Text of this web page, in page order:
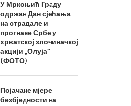
У Мркоњић Граду
одржан Дан сјећања
на страдале и
прогнане Србе у
хрватској злочиначкој
акцији „Олуја“
(ФОТО)
Појачане мјере
безбједности на